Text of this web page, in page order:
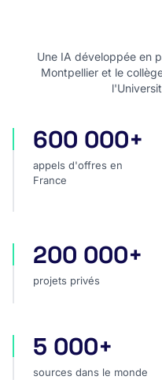
Une IA développée en
Montpellier et le
appels d'offres en
600 000+
appels d'offres en
France
projets privés
200 000+
projets privés
sources dans le monde
5 000+
sources dans le monde